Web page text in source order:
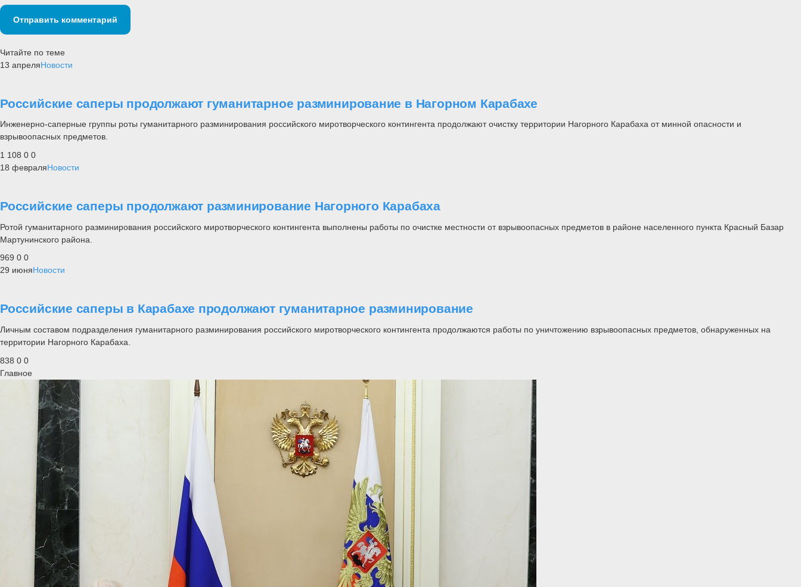
Отправить комментарий
Читайте по теме
13 апреляНовости
Российские саперы продолжают гуманитарное разминирование в Нагорном Карабахе
Инженерно-саперные группы роты гуманитарного разминирования российского миротворческого контингента продолжают очистку территории Нагорного Карабаха от минной опасности и
взрывоопасных предметов.
1 108 0 0
18 февраляНовости
Российские саперы продолжают разминирование Нагорного Карабаха
Ротой гуманитарного разминирования российского миротворческого контингента выполнены работы по очистке местности от взрывоопасных предметов в районе населенного пункта Красный Базар
Мартунинского района.
969 0 0
29 июняНовости
Российские саперы в Карабахе продолжают гуманитарное разминирование
Личным составом подразделения гуманитарного разминирования российского миротворческого контингента продолжаются работы по уничтожению взрывоопасных предметов, обнаруженных на
территории Нагорного Карабаха.
838 0 0
Главное